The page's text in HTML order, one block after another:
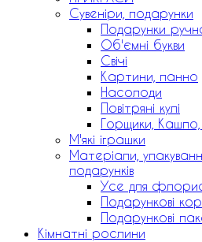
Сувеніри, подарунки
Подарунки
Об'ємні букви
Свічі
Картини, панно
Насолоди
Повітряні кулі
Горщики, Кашпо,
М'які іграшки
Матеріали,
подарунків
Усе для
Подарункові
Подарункові
Кімнатні рослини